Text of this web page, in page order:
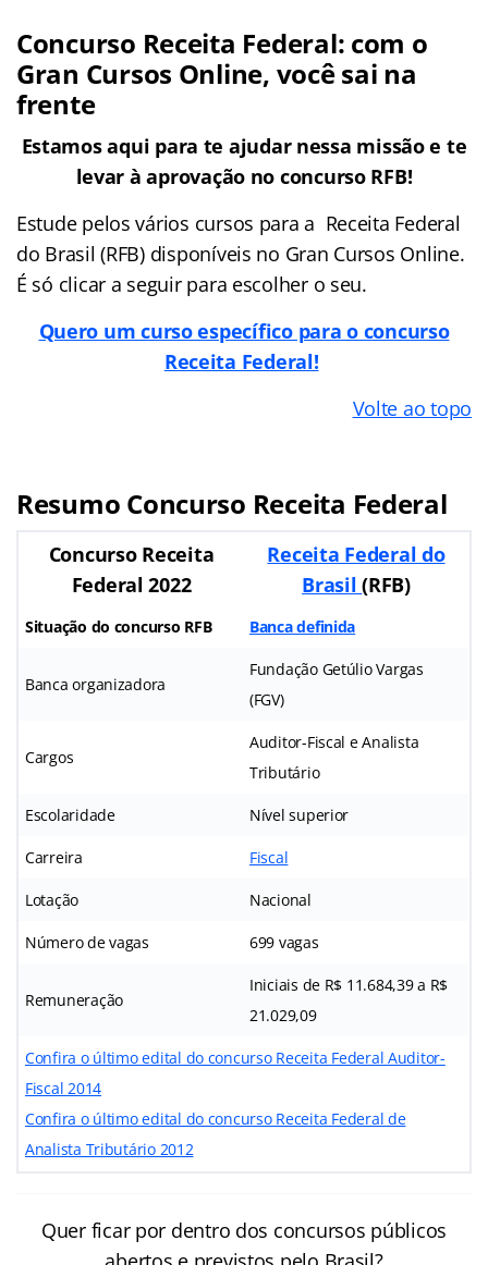
Concurso Receita Federal: com o
Gran Cursos Online, você sai na
frente
Estamos aqui para te ajudar nessa missão e te
levar à aprovação no concurso RFB!
Estude pelos vários cursos para a Receita Federal
do Brasil (RFB) disponíveis no Gran Cursos Online.
É só clicar a seguir para escolher o seu.
Quero um curso específico para o concurso
Receita Federal!
Volte ao topo
Resumo Concurso Receita Federal
Concurso Receita
Federal 2022
Receita Federal do
Brasil(RFB)
Situação do concurso RFB Banca definida
Banca organizadora
Fundação Getúlio Vargas
(FGV)
Cargos
Auditor-Fiscal e Analista
Tributário
Escolaridade Nível superior
Carreira Fiscal
Lotação Nacional
Número de vagas 699 vagas
Remuneração
Iniciais de R$ 11.684,39 a R$
21.029,09
Confira o último edital do concurso Receita Federal Auditor-
Fiscal 2014
Confira o último edital do concurso Receita Federal de
Analista Tributário 2012
Quer ficar por dentro dos concursos públicos